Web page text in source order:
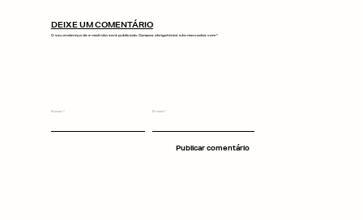
DEIXE UM COMENTÁRIO
O seu endereço de e-mail não será publicado. Campos obrigatórios são marcados com*
Nome* E-mail*